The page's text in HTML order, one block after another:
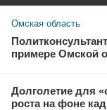
Омская область
примере Омской
Долголетие для
роста на фоне